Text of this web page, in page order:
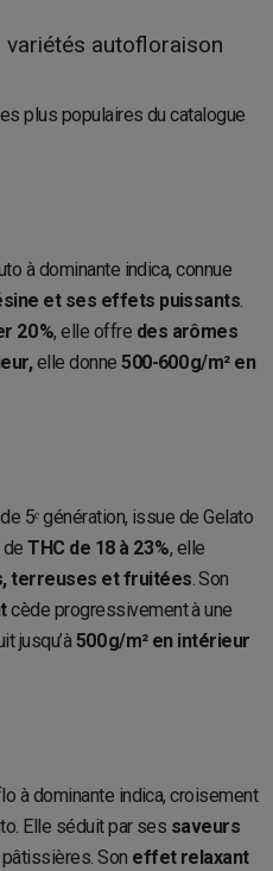
variétés autofloraison
plus populaires du catalogue
à dominante indica, connue
et ses effets puissants.
20 %, elle offre des arômes
elle donne500-600 g/m² en
5ᵉ génération, issue de Gelato
deTHC de 18 à 23 %, elle
terreuses et fruitées. Son
cède progressivement à une
jusqu’à500 g/m² en intérieur
à dominante indica, croisement
Elle séduit par ses saveurs
Son effet relaxant